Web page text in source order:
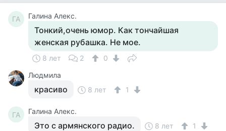
ГА Галина Алекс.
Тонкий,очень юмор. Как тончайшая
женская рубашка. Не мое.
8 лет 2
0
Людмила
красиво 8 лет 1
ГА Галина Алекс.
Это с армянского радио. 8 лет 1